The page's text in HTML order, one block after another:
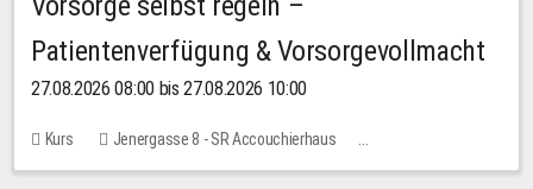
Patientenverfügung & Vorsorgevollmacht
27.08.2026 08:00 bis 27.08.2026 10:00
Kurs
Jenergasse 8 - SR Accouchierhaus
Keine freien Plätze